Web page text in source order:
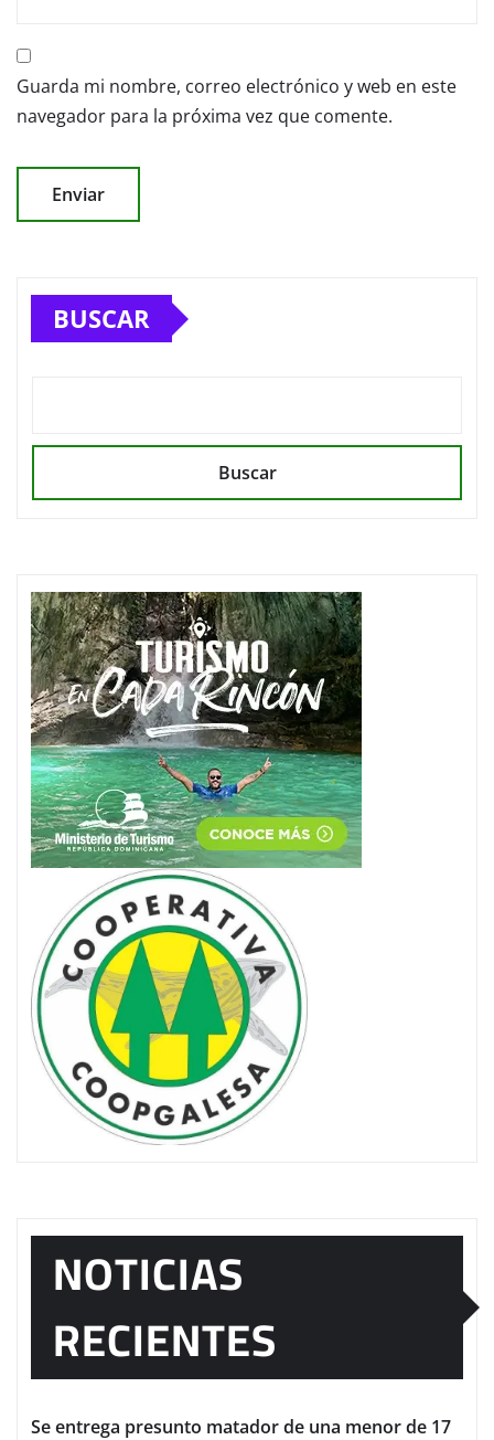
Guarda mi nombre, correo electrónico y web en este
navegador para la próxima vez que comente.
BUSCAR
Buscar
NOTICIAS
RECIENTES
Se entrega presunto matador de una menor de 17